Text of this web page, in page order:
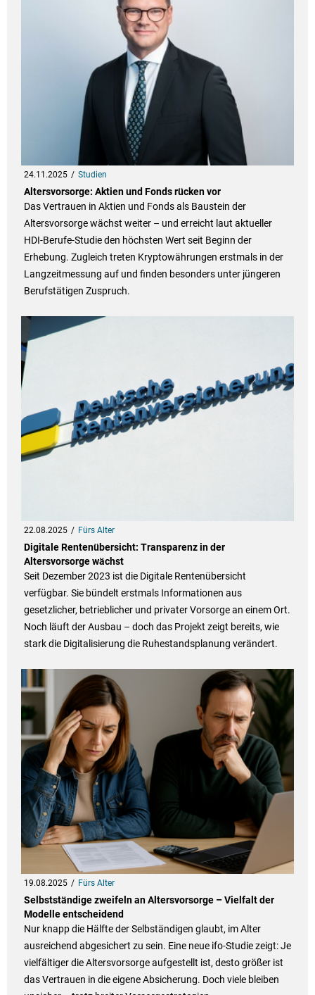
24.11.2025 Studien
Altersvorsorge: Aktien und Fonds rücken vor
Das Vertrauen in Aktien und Fonds als Baustein der
Altersvorsorge wächst weiter – und erreicht laut aktueller
HDI-Berufe-Studie den höchsten Wert seit Beginn der
Erhebung. Zugleich treten Kryptowährungen erstmals in der
Langzeitmessung auf und finden besonders unter jüngeren
Berufstätigen Zuspruch.
22.08.2025 Fürs Alter
Digitale Rentenübersicht: Transparenz in der
Altersvorsorge wächst
Seit Dezember 2023 ist die Digitale Rentenübersicht
verfügbar. Sie bündelt erstmals Informationen aus
gesetzlicher, betrieblicher und privater Vorsorge an einem Ort.
Noch läuft der Ausbau – doch das Projekt zeigt bereits, wie
stark die Digitalisierung die Ruhestandsplanung verändert.
19.08.2025 Fürs Alter
Selbstständige zweifeln an Altersvorsorge – Vielfalt der
Modelle entscheidend
Nur knapp die Hälfte der Selbständigen glaubt, im Alter
ausreichend abgesichert zu sein. Eine neue ifo-Studie zeigt: Je
vielfältiger die Altersvorsorge aufgestellt ist, desto größer ist
das Vertrauen in die eigene Absicherung. Doch viele bleiben